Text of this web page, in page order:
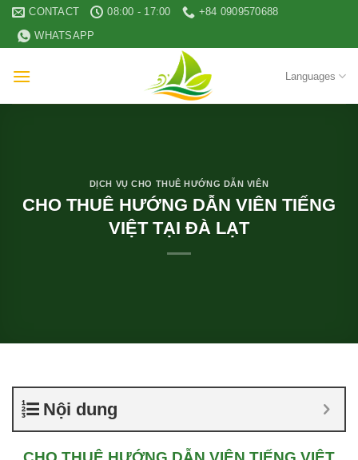
Skip
content
CONTACT 08:00 - 17:00
+84 0909570688
WHATSAPP
Languages
DỊCH VỤ CHO THUÊ HƯỚNG DẪN VIÊN
CHO THUÊ HƯỚNG DẪN VIÊN TIẾNG
VIỆT TẠI ĐÀ LẠT
Nội dung